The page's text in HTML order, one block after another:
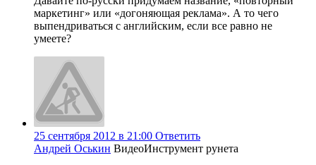
маркетинг» или «догоняющая реклама». А то чего
выпендриваться с английским, если все равно не
умеете?
25 сентября 2012 в 21:00 Ответить
Андрей Оськин ВидеоИнструмент рунета